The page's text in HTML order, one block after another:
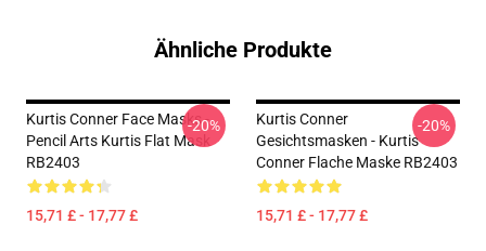
Ähnliche Produkte
Kurtis Conner Face Masks -
Pencil Arts Kurtis Flat Mask
RB2403
15,71 £ - 17,77 £
-20%
Kurtis Conner
Gesichtsmasken - Kurtis
Conner Flache Maske RB2403
15,71 £ - 17,77 £
-20%